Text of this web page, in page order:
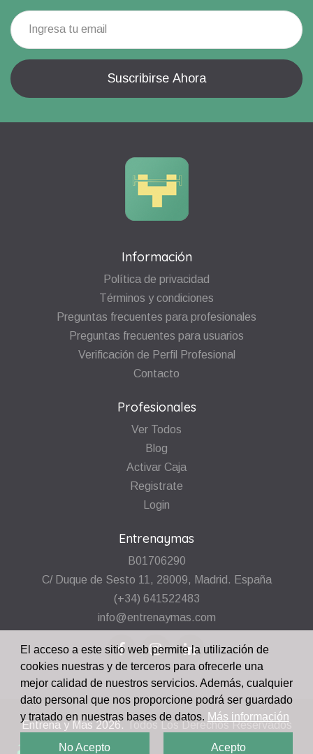
Información
Política de privacidad
Términos y condiciones
Preguntas frecuentes para profesionales
Preguntas frecuentes para usuarios
Verificación de Perfil Profesional
Contacto
Profesionales
Ver Todos
Blog
Activar Caja
Registrate
Login
Entrenaymas
B01706290
C/ Duque de Sesto 11, 28009, Madrid. España
(+34) 641522483
info@entrenaymas.com
Entrena y Mas 2026. Todos Los Derechos Reservados
El acceso a este sitio web permite la utilización de
cookies nuestras y de terceros para ofrecerle una
mejor calidad de nuestros servicios. Además, cualquier
dato personal que nos proporcione podrá ser guardado
y tratado en nuestras bases de datos. Más información
No Acepto Acepto